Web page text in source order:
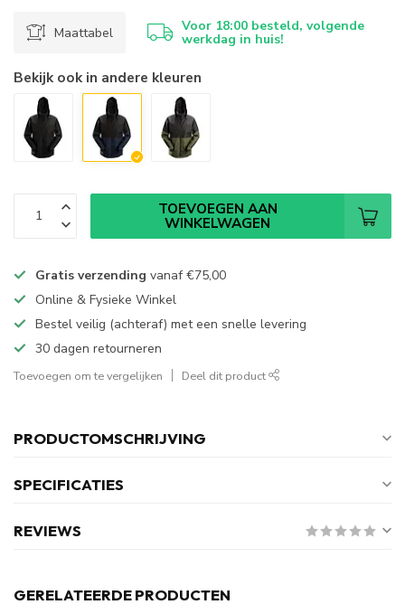
Maattabel Voor 18:00 besteld, volgende
werkdag in huis!
Bekijk ook in andere kleuren
TOEVOEGEN AAN
WINKELWAGEN
Gratis verzending vanaf€75,00
Online & Fysieke Winkel
Bestel veilig (achteraf) met een snelle levering
30 dagen retourneren
Toevoegen om te vergelijken Deel dit product
PRODUCTOMSCHRIJVING
SPECIFICATIES
REVIEWS
GERELATEERDE PRODUCTEN